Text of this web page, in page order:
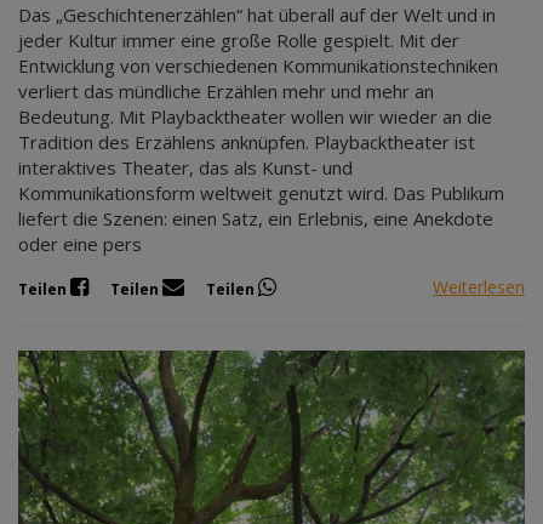
Das „Geschichtenerzählen“ hat überall auf der Welt und in
jeder Kultur immer eine große Rolle gespielt. Mit der
Entwicklung von verschiedenen Kommunikationstechniken
verliert das mündliche Erzählen mehr und mehr an
Bedeutung. Mit Playbacktheater wollen wir wieder an die
Tradition des Erzählens anknüpfen. Playbacktheater ist
interaktives Theater, das als Kunst- und
Kommunikationsform weltweit genutzt wird. Das Publikum
liefert die Szenen: einen Satz, ein Erlebnis, eine Anekdote
oder eine pers
Teilen Teilen Teilen Weiterlesen